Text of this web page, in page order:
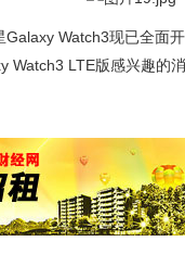
Galaxy Watch3现已全面
Watch3 LTE版感兴趣的